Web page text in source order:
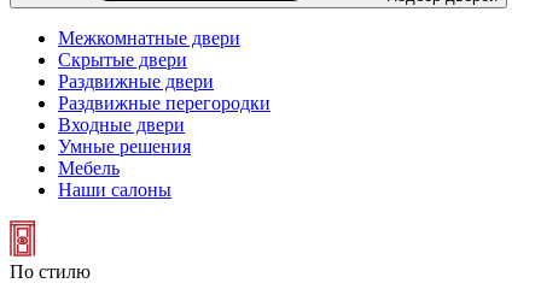
Межкомнатные двери
Скрытые двери
Раздвижные двери
Раздвижные перегородки
Входные двери
Умные решения
Мебель
Наши салоны
По стилю